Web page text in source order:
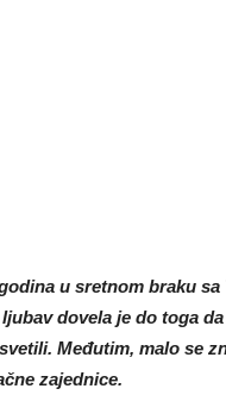
u sretnom braku sa
dovela je do toga
Međutim, malo se
zajednice.